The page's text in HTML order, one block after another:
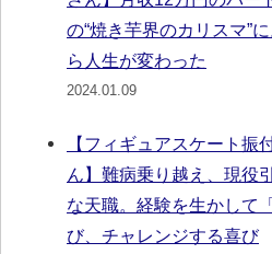
の“焼き芋界のカリスマ”
ら人生が変わった
2024.01.09
【フィギュアスケート振
ん】難病乗り越え、現役
な天職。経験を生かして
び、チャレンジする喜び